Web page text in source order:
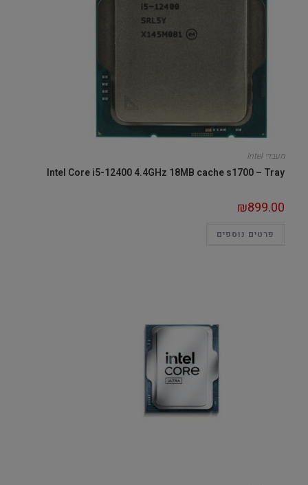
מעבדי Intel
Intel Core i5-12400 4.4GHz 18MB cache s1700 – Tray
₪899.00
פרטים נוספים